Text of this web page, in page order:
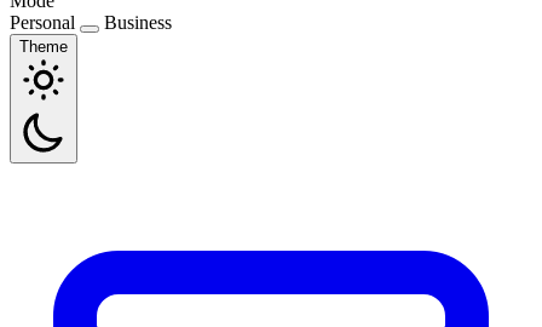
Personal
Business
Theme